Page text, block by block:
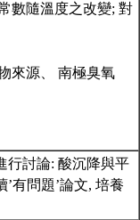
數隨溫度之改變; 對
來源、 南極臭氧
行討論: 酸沉降與平
有問題’論文, 培養